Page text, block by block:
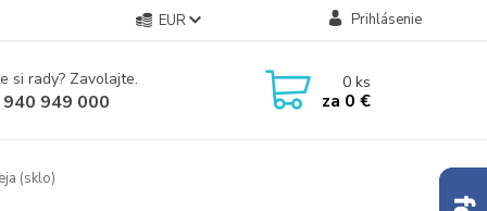
EUR Prihlásenie
si rady? Zavolajte.
949 000
0ks
za 0 €
(sklo)